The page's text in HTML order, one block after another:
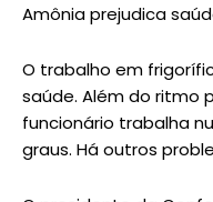
Amônia prejudica
O trabalho em
saúde. Além do ritmo
funcionário trabalha
graus. Há outros